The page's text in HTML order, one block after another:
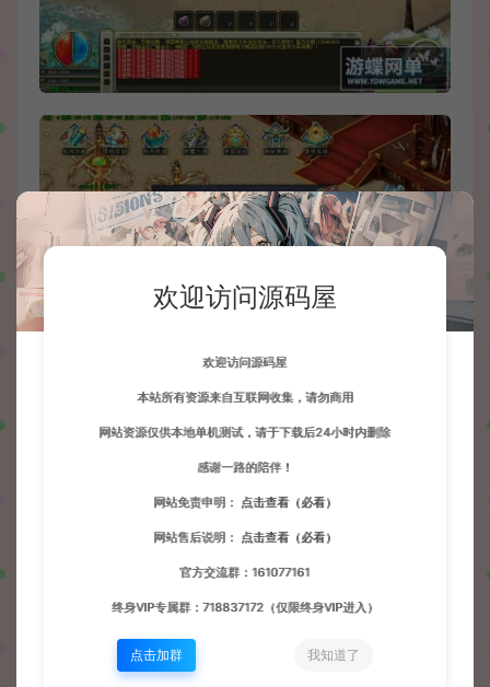
欢迎访问源码屋
欢迎访问源码屋
本站所有资源来自互联网收集，请勿商用
网站资源仅供本地单机测试，请于下载后24小时内删除
感谢一路的陪伴！
网站免责申明： 点击查看（必看）
网站售后说明： 点击查看（必看）
官方交流群：161077161
终身VIP专属群：718837172（仅限终身VIP进入）
点击加群 我知道了